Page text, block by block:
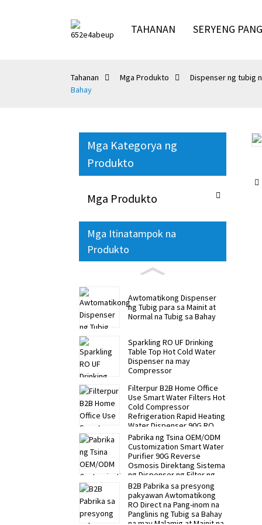
TAHANAN SERYENG
Tahanan Mga Produkto Dispenser ng tubig
Bahay
Mga Kategorya ng
Produkto
Mga Produkto
Mga Itinatampok na
Produkto
Awtomatikong Dispenser
ng Tubig para sa Mainit at
Normal na Tubig sa Bahay
Sparkling RO UF Drinking
Table Top Hot Cold Water
Dispenser na may
Compressor
Filterpur B2B Home Office
Use Smart Water Filters Hot
Cold Compressor
Refrigeration Rapid Heating
Water Dispenser 90G RO
Water Purifier
Pabrika ng Tsina OEM/ODM
Customization Smart Water
Purifier 90G Reverse
Osmosis Direktang Sistema
ng Dispenser ng Filter ng
Inuming Tubig
B2B Pabrika sa presyong
pakyawan Awtomatikong
RO Direct na Pang-inom na
Panglinis ng Tubig sa Bahay
Loading...
Loading...